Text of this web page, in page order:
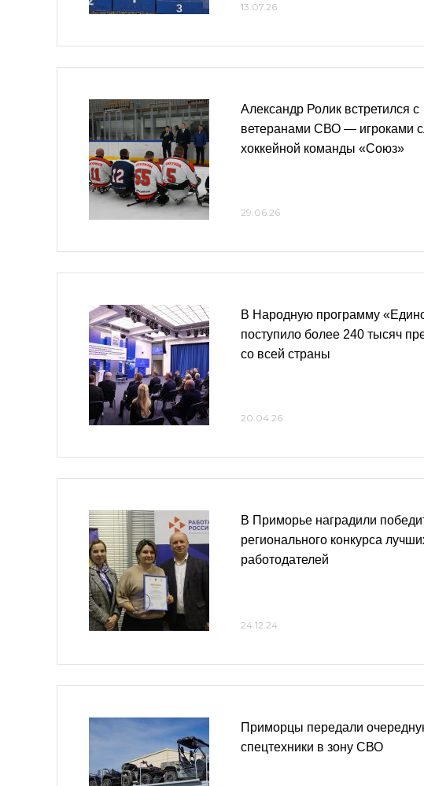
13.07.26
Александр Ролик встретился с
ветеранами СВО — игроками
хоккейной команды «Союз»
29.06.26
В Народную программу
поступило более 240 тысяч
со всей страны
20.04.26
В Приморье наградили
регионального конкурса
работодателей
24.12.24
Приморцы передали
спецтехники в зону СВО